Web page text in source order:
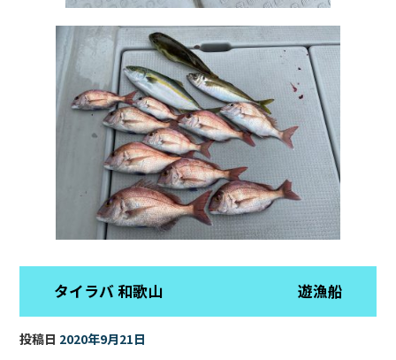
タイラバ 和歌山 遊漁船
投稿日 2020年9月21日